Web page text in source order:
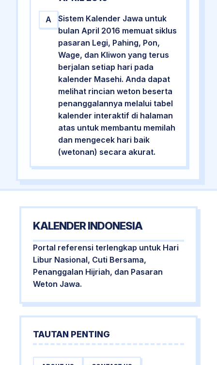
A
Sistem Kalender Jawa untuk
bulan April 2016 memuat siklus
pasaran Legi, Pahing, Pon,
Wage, dan Kliwon yang terus
berjalan setiap hari pada
kalender Masehi. Anda dapat
melihat rincian weton beserta
penanggalannya melalui tabel
kalender interaktif di halaman
atas untuk membantu memilah
dan mengecek hari baik
(wetonan) secara akurat.
KALENDER INDONESIA
Portal referensi terlengkap untuk Hari
Libur Nasional, Cuti Bersama,
Penanggalan Hijriah, dan Pasaran
Weton Jawa.
TAUTAN PENTING